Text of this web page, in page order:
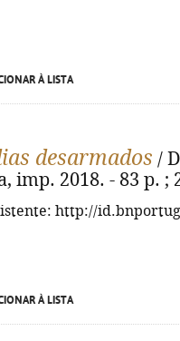
À LISTA
desarmados /
imp. 2018. - 83 p. ;
http://
À LISTA